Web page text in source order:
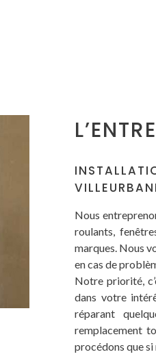
Nous
roulants,
marques. Nous
en cas de
Notre priorité,
dans votre
réparant
remplacement
procédons que